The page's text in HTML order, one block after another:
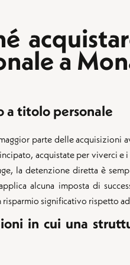
a
a titolo personale
parte delle acquisizioni
acquistate per viverci e
la detenzione diretta è
alcuna imposta di
risparmio significativo rispetto
in cui una